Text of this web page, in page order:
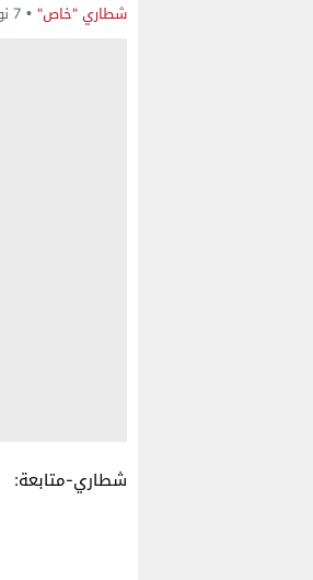
شطاري "خاص" 7 نوفمبر 2017
شطاري-متابعة: